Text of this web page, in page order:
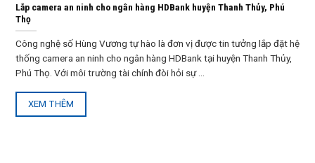
Lắp camera an ninh cho ngân hàng HDBank huyện Thanh Thủy, Phú
Thọ
Công nghệ số Hùng Vương tự hào là đơn vị được tin tưởng lắp đặt hệ
thống camera an ninh cho ngân hàng HDBank tại huyện Thanh Thủy,
Phú Thọ. Với môi trường tài chính đòi hỏi sự ...
XEM THÊM